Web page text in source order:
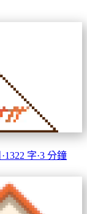
·1322 字·3 分鐘